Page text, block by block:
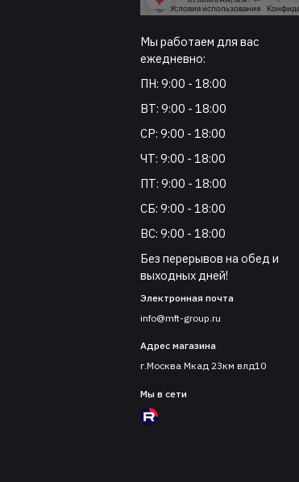
Мы работаем для вас
ежедневно:
ПН: 9:00 - 18:00
ВТ: 9:00 - 18:00
СР: 9:00 - 18:00
ЧТ: 9:00 - 18:00
ПТ: 9:00 - 18:00
СБ: 9:00 - 18:00
ВС: 9:00 - 18:00
Без перерывов на обед и
выходных дней!
Электронная почта
info@mft-group.ru
Адрес магазина
г.Москва Мкад 23км влд10
Мы в сети